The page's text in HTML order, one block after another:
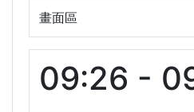
畫面區
09:26 -